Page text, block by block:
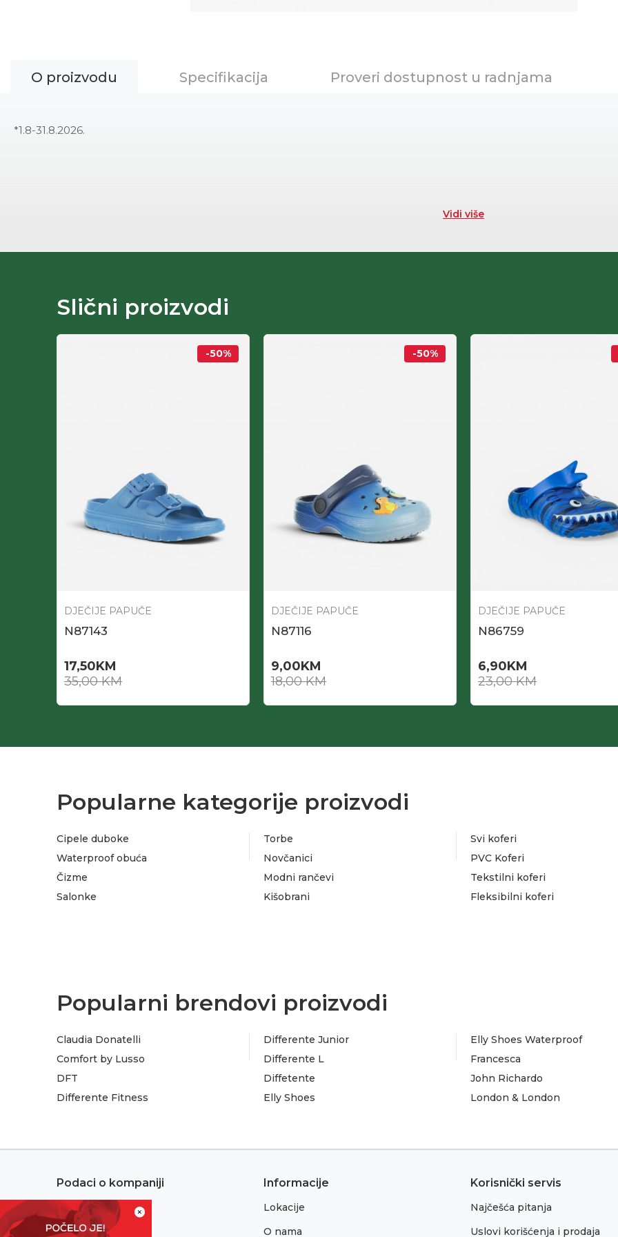
×
O proizvodu Specifikacija Proveri dostupnost u radnjama
*1.8-31.8.2026.
Vidi više
Slični proizvodi
-50%
DJEČIJE PAPUČE
N87143
17,50KM
35,00KM
-50%
DJEČIJE PAPUČE
N87116
9,00KM
18,00KM
DJEČIJE PAPUČE
N86759
6,90KM
23,00KM
Popularne kategorije proizvodi
Cipele duboke
Waterproof obuća
Čizme
Salonke
Torbe
Novčanici
Modni rančevi
Kišobrani
Svi koferi
PVC Koferi
Tekstilni koferi
Fleksibilni koferi
Popularni brendovi proizvodi
Claudia Donatelli
Comfort by Lusso
DFT
Differente Fitness
Differente Junior
Differente L
Diffetente
Elly Shoes
Elly Shoes Waterproof
Francesca
John Richardo
London & London
Podaci o kompaniji
Adresa:
Sremska 1
Informacije
Lokacije
O nama
Korisnički servis
Najčešća pitanja
Uslovi korišćenja i prodaja